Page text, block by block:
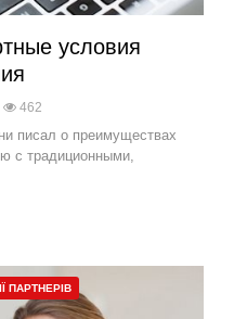
условия
462
писал о преимуществах
с традиционными,
ПАРТНЕРІВ